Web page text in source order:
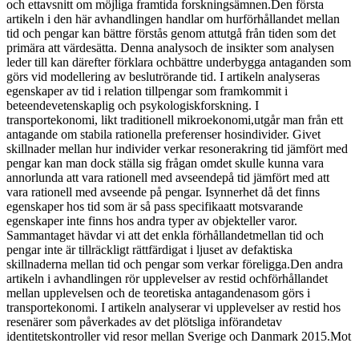
och ettavsnitt om möjliga framtida forskningsämnen.Den första
artikeln i den här avhandlingen handlar om hurförhållandet mellan
tid och pengar kan bättre förstås genom attutgå från tiden som det
primära att värdesätta. Denna analysoch de insikter som analysen
leder till kan därefter förklara ochbättre underbygga antaganden som
görs vid modellering av beslutrörande tid. I artikeln analyseras
egenskaper av tid i relation tillpengar som framkommit i
beteendevetenskaplig och psykologiskforskning. I
transportekonomi, likt traditionell mikroekonomi,utgår man från ett
antagande om stabila rationella preferenser hosindivider. Givet
skillnader mellan hur individer verkar resonerakring tid jämfört med
pengar kan man dock ställa sig frågan omdet skulle kunna vara
annorlunda att vara rationell med avseendepå tid jämfört med att
vara rationell med avseende på pengar. Isynnerhet då det finns
egenskaper hos tid som är så pass specifikaatt motsvarande
egenskaper inte finns hos andra typer av objekteller varor.
Sammantaget hävdar vi att det enkla förhållandetmellan tid och
pengar inte är tillräckligt rättfärdigat i ljuset av defaktiska
skillnaderna mellan tid och pengar som verkar föreligga.Den andra
artikeln i avhandlingen rör upplevelser av restid ochförhållandet
mellan upplevelsen och de teoretiska antagandenasom görs i
transportekonomi. I artikeln analyserar vi upplevelser av restid hos
resenärer som påverkades av det plötsliga införandetav
identitetskontroller vid resor mellan Sverige och Danmark 2015.Mot